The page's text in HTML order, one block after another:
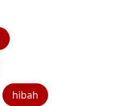
hibah